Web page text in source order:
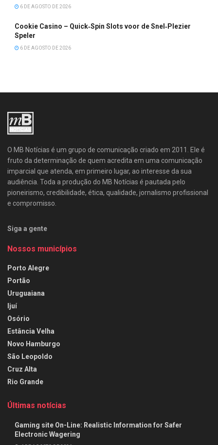
6 DE AGOSTO DE 2026
Cookie Casino – Quick‑Spin Slots voor de Snel‑Plezier
Speler
6 DE AGOSTO DE 2026
O MB Notícias é um grupo de comunicação criado em 2011. Ele é
fruto da determinação de quem acredita em uma comunicação
imparcial que atenda, em primeiro lugar, ao interesse da sua
audiência. Toda a produção do MB Notícias é pautada pelo
pioneirismo, credibilidade, ética, qualidade, jornalismo profissional
e compromisso.
Siga a gente
Nossos municípios
Porto Alegre
Portão
Uruguaiana
Ijuí
Osório
Estância Velha
Novo Hamburgo
São Leopoldo
Cruz Alta
Rio Grande
Últimas notícias
Gaming site On-Line: Realistic Information for Safer
Electronic Wagering